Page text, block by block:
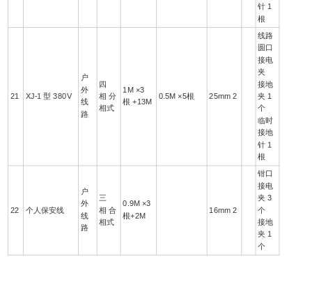
针 1
根
21 XJ-1 型 380V
户
外
线
路
四
相 分
相式
1M ×3
根 +13M
0.5M ×5根 25mm 2
线路
圆口
接电
夹
接地
夹 1
个
临时
接地
针 1
根
22 个人保安线
户
外
线
路
三
相 合
相式
0.9M ×3
根+2M
16mm 2
钳口
接电
夹 3
个
接地
夹 1
个